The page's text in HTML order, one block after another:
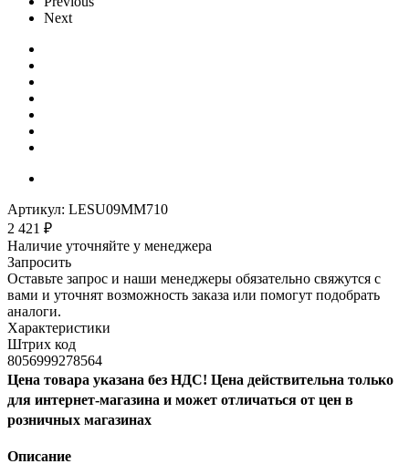
Next
Артикул: LESU09MM710
2 421 ₽
Наличие уточняйте у менеджера
Запросить
Оставьте запрос и наши менеджеры обязательно свяжутся с
вами и уточнят возможность заказа или помогут подобрать
аналоги.
Характеристики
Штрих код
8056999278564
Цена товара указана без НДС! Цена действительна только
для интернет-магазина и может отличаться от цен в
розничных магазинах
Описание